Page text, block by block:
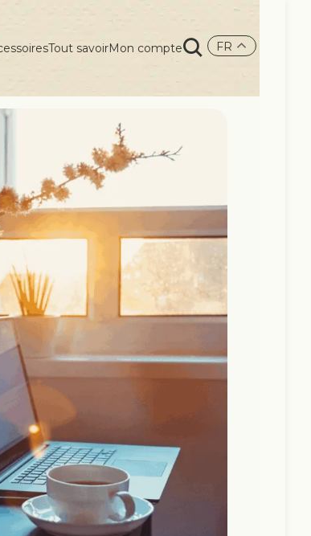
Tout savoirMon compte FR